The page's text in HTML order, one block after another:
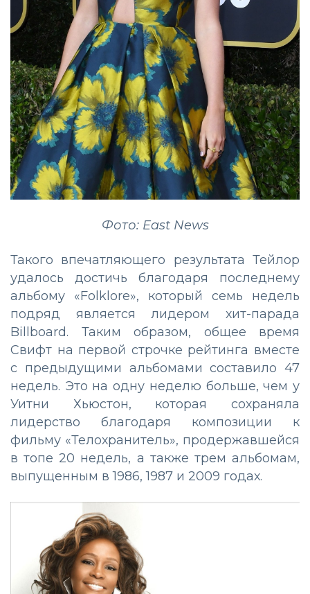
Фото: East News
Такого впечатляющего результата Тейлор
удалось достичь благодаря последнему
альбому «Folklore», который семь недель
подряд является лидером хит-парада
Billboard. Таким образом, общее время
Свифт на первой строчке рейтинга вместе
с предыдущими альбомами составило 47
недель. Это на одну неделю больше, чем у
Уитни Хьюстон, которая сохраняла
лидерство благодаря композиции к
фильму «Телохранитель», продержавшейся
в топе 20 недель, а также трем альбомам,
выпущенным в 1986, 1987 и 2009 годах.